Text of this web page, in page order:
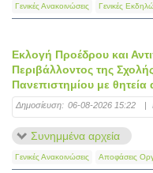
Γενικές Ανακοινώσεις Γενικές
Εκλογή Προέδρου και
Περιβάλλοντος της
Πανεπιστημίου με
Δημοσίευση: 06-08-2026 15:22 |
Συνημμένα αρχεία
Γενικές Ανακοινώσεις Αποφάσεις